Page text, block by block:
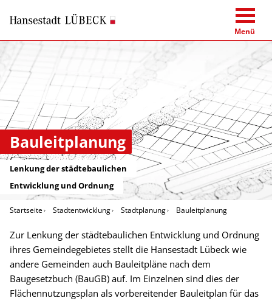
Menü
Bauleitplanung
Lenkung der städtebaulichen
Entwicklung und Ordnung
Startseite Stadtentwicklung Stadtplanung Bauleitplanung
Zur Lenkung der städtebaulichen Entwicklung und Ordnung
ihres Gemeindegebietes stellt die Hansestadt Lübeck wie
andere Gemeinden auch Bauleitpläne nach dem
Baugesetzbuch (BauGB) auf. Im Einzelnen sind dies der
Flächennutzungsplan als vorbereitender Bauleitplan für das